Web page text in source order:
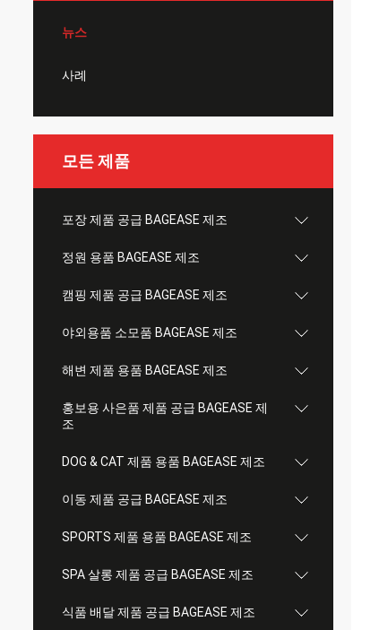
뉴스
사례
모든 제품
포장 제품 공급 BAGEASE 제조
정원 용품 BAGEASE 제조
캠핑 제품 공급 BAGEASE 제조
야외용품 소모품 BAGEASE 제조
해변 제품 용품 BAGEASE 제조
홍보용 사은품 제품 공급 BAGEASE 제
조
DOG & CAT 제품 용품 BAGEASE 제조
이동 제품 공급 BAGEASE 제조
SPORTS 제품 용품 BAGEASE 제조
SPA 살롱 제품 공급 BAGEASE 제조
식품 배달 제품 공급 BAGEASE 제조